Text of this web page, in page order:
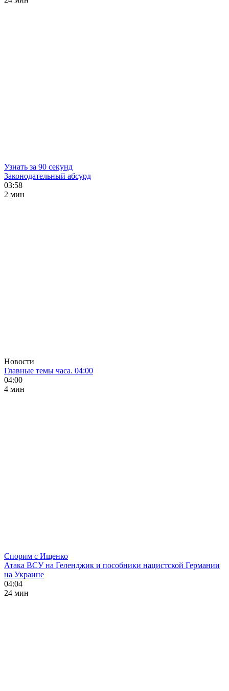
Узнать за 90 секунд
Законодательный абсурд
03:58
2 мин
Новости
Главные темы часа. 04:00
04:00
4 мин
Спорим с Ищенко
Атака ВСУ на Геленджик и пособники нацистской Германии
на Украине
04:04
24 мин